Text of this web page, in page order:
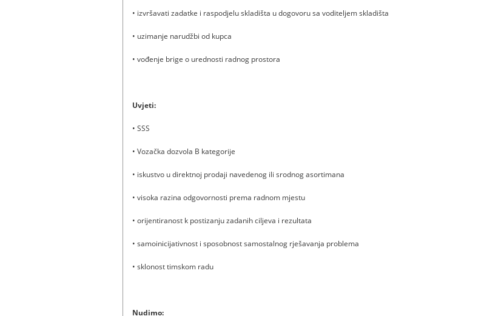
• izvršavati zadatke i raspodjelu skladišta u dogovoru sa voditeljem skladišta
• uzimanje narudžbi od kupca
• vođenje brige o urednosti radnog prostora
Uvjeti:
• SSS
• Vozačka dozvola B kategorije
• iskustvo u direktnoj prodaji navedenog ili srodnog asortimana
• visoka razina odgovornosti prema radnom mjestu
• orijentiranost k postizanju zadanih ciljeva i rezultata
• samoinicijativnost i sposobnost samostalnog rješavanja problema
• sklonost timskom radu
Nudimo: